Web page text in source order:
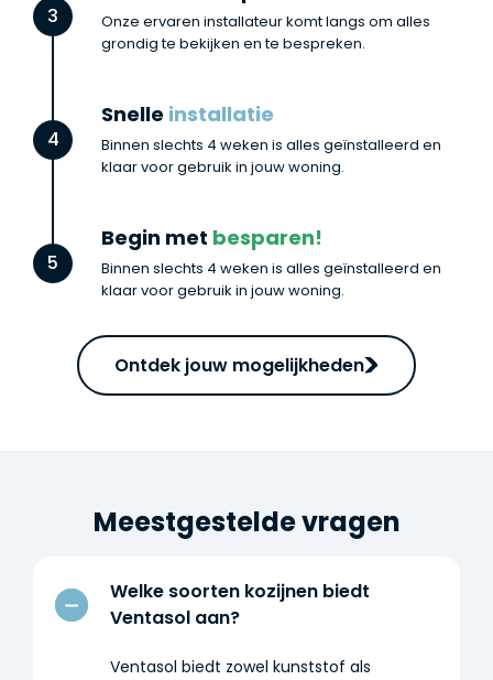
Onze ervaren installateur komt langs om alles
grondig te bekijken en te bespreken.
3
Snelle installatie
Binnen slechts 4 weken is alles geïnstalleerd en
klaar voor gebruik in jouw woning.
4
Begin met besparen!
Binnen slechts 4 weken is alles geïnstalleerd en
klaar voor gebruik in jouw woning.
5
Ontdek jouw mogelijkheden
Meestgestelde vragen
Welke soorten kozijnen biedt
Ventasol aan?
Ventasol biedt zowel kunststof als